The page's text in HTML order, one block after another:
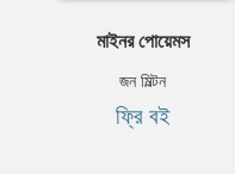
মাইনর পোয়েমস
জন মিল্টন
ফ্রি বই